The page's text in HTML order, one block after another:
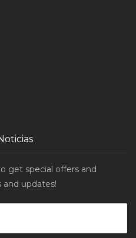
get special offers and
and updates!